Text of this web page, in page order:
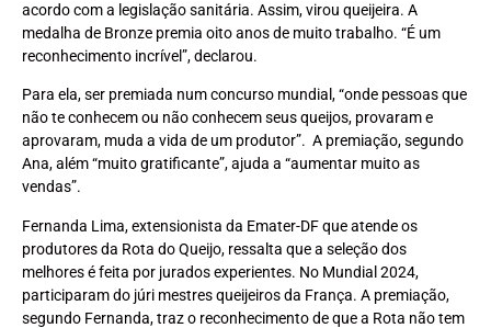
acordo com a legislação sanitária. Assim, virou queijeira. A
medalha de Bronze premia oito anos de muito trabalho. “É um
reconhecimento incrível”, declarou.
Para ela, ser premiada num concurso mundial, “onde pessoas que
não te conhecem ou não conhecem seus queijos, provaram e
aprovaram, muda a vida de um produtor”. A premiação, segundo
Ana, além “muito gratificante”, ajuda a “aumentar muito as
vendas”.
Fernanda Lima, extensionista da Emater-DF que atende os
produtores da Rota do Queijo, ressalta que a seleção dos
melhores é feita por jurados experientes. No Mundial 2024,
participaram do júri mestres queijeiros da França. A premiação,
segundo Fernanda, traz o reconhecimento de que a Rota não tem